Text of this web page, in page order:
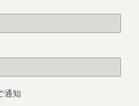
通知